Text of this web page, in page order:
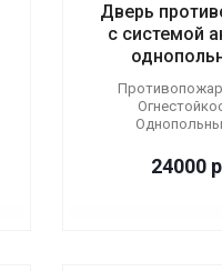
Дверь
с системой
24000